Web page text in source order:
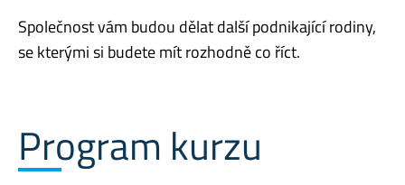
Společnost vám budou dělat další podnikající rodiny,
se kterými si budete mít rozhodně co říct.
Program kurzu